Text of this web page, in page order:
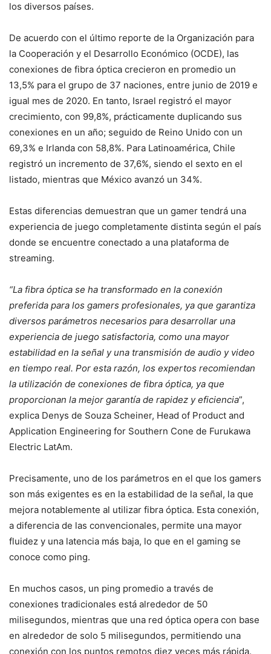
los diversos países.
De acuerdo con el último reporte de la Organización para
la Cooperación y el Desarrollo Económico (OCDE), las
conexiones de fibra óptica crecieron en promedio un
13,5% para el grupo de 37 naciones, entre junio de 2019 e
igual mes de 2020. En tanto, Israel registró el mayor
crecimiento, con 99,8%, prácticamente duplicando sus
conexiones en un año; seguido de Reino Unido con un
69,3% e Irlanda con 58,8%. Para Latinoamérica, Chile
registró un incremento de 37,6%, siendo el sexto en el
listado, mientras que México avanzó un 34%.
Estas diferencias demuestran que un gamer tendrá una
experiencia de juego completamente distinta según el país
donde se encuentre conectado a una plataforma de
streaming.
“La fibra óptica se ha transformado en la conexión
preferida para los gamers profesionales, ya que garantiza
diversos parámetros necesarios para desarrollar una
experiencia de juego satisfactoria, como una mayor
estabilidad en la señal y una transmisión de audio y video
en tiempo real. Por esta razón, los expertos recomiendan
la utilización de conexiones de fibra óptica, ya que
proporcionan la mejor garantía de rapidez y eficiencia”,
explica Denys de Souza Scheiner, Head of Product and
Application Engineering for Southern Cone de Furukawa
Electric LatAm.
Precisamente, uno de los parámetros en el que los gamers
son más exigentes es en la estabilidad de la señal, la que
mejora notablemente al utilizar fibra óptica. Esta conexión,
a diferencia de las convencionales, permite una mayor
fluidez y una latencia más baja, lo que en el gaming se
conoce como ping.
En muchos casos, un ping promedio a través de
conexiones tradicionales está alrededor de 50
milisegundos, mientras que una red óptica opera con base
en alrededor de solo 5 milisegundos, permitiendo una
conexión con los puntos remotos diez veces más rápida.